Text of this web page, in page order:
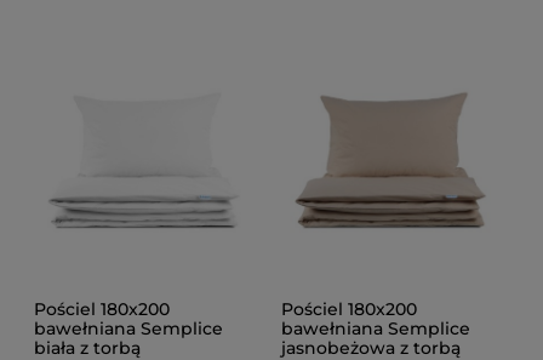
Pościel 180x200
bawełniana Semplice
biała z torbą
Pościel 180x200
bawełniana Semplice
jasnobeżowa z torbą